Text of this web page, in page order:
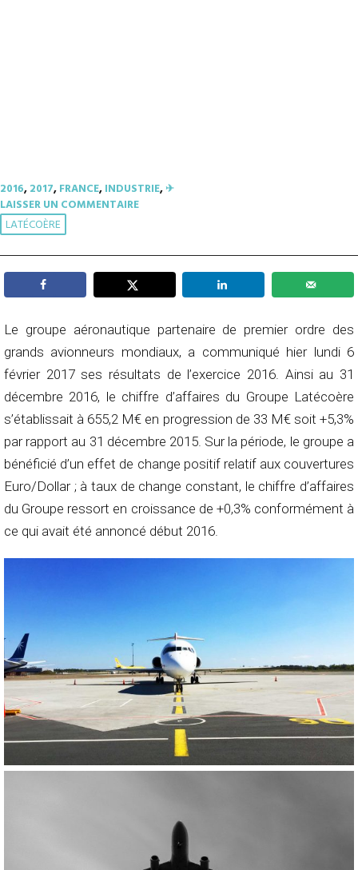
2016,2017,FRANCE,INDUSTRIE,✈︎
LAISSER UN COMMENTAIRE
LATÉCOÈRE
Le groupe aéronautique partenaire de premier ordre des
grands avionneurs mondiaux, a communiqué hier lundi 6
février 2017 ses résultats de l’exercice 2016. Ainsi au 31
décembre 2016, le chiffre d’affaires du Groupe Latécoère
s’établissait à 655,2 M€ en progression de 33 M€ soit +5,3%
par rapport au 31 décembre 2015. Sur la période, le groupe a
bénéficié d’un effet de change positif relatif aux couvertures
Euro/Dollar ; à taux de change constant, le chiffre d’affaires
du Groupe ressort en croissance de +0,3% conformément à
ce qui avait été annoncé début 2016.